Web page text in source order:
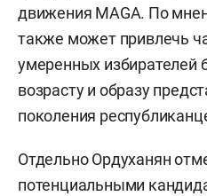
движения MAGA. По
также может привлечь
умеренных избирателей
возрасту и образу
поколения
Отдельно Ордуханян
потенциальными